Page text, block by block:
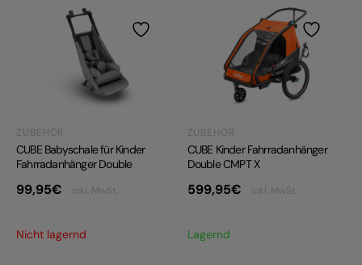
Alle entdecken
E-BIKE TOUR
Alle entdecken
PRODUKTRÜCKRUFE
ZUBEHÖR
CUBE Babyschale für Kinder
Fahrradanhänger Double
99,95€ inkl. MwSt.
Nicht lagernd
ZUBEHÖR
CUBE Kinder Fahrradanhänger
Double CMPT X
599,95€ inkl. MwSt.
Lagernd